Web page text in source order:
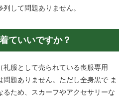
して問題ありません。
ていいですか？
服として売られている喪服専用
題ありません。ただし全身黒で ま
るため、スカーフやアクセサリーな